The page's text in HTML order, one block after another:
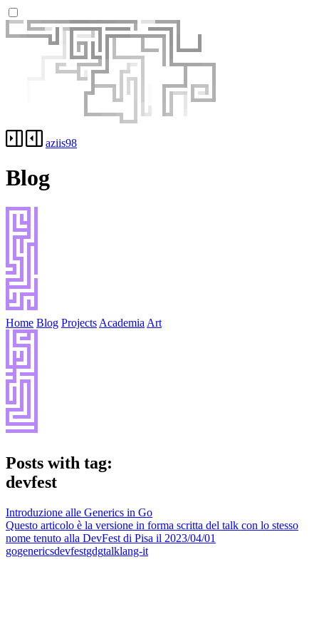
aziis98
Blog
Home Blog Projects Academia Art
Posts with tag:
devfest
Introduzione alle Generics in Go
Questo articolo è la versione in forma scritta del talk con lo stesso
nome tenuto alla DevFest di Pisa il 2023/04/01
gogenericsdevfestgdgtalklang-it